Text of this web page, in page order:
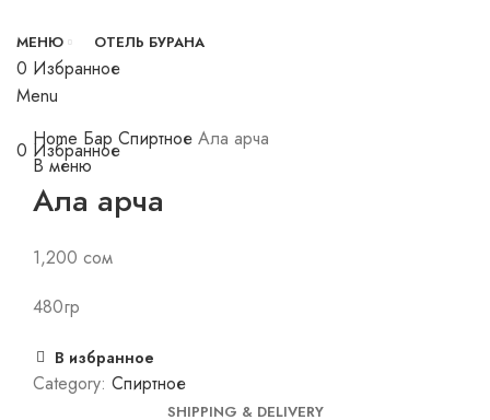
МЕНЮ ОТЕЛЬ БУРАНА
0 Избранное
Menu
0 Избранное
Home Бар Спиртное Ала арча
В меню
Ала арча
1,200 сом
480гр
В избранное
Category: Спиртное
SHIPPING & DELIVERY